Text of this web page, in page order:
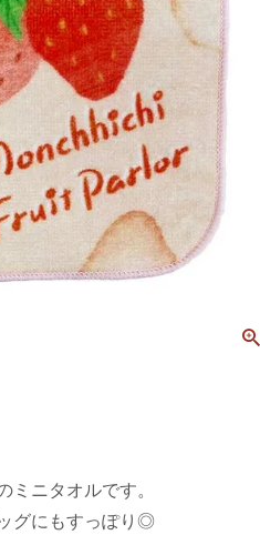
ミニタオルです。
グにもすっぽり◎